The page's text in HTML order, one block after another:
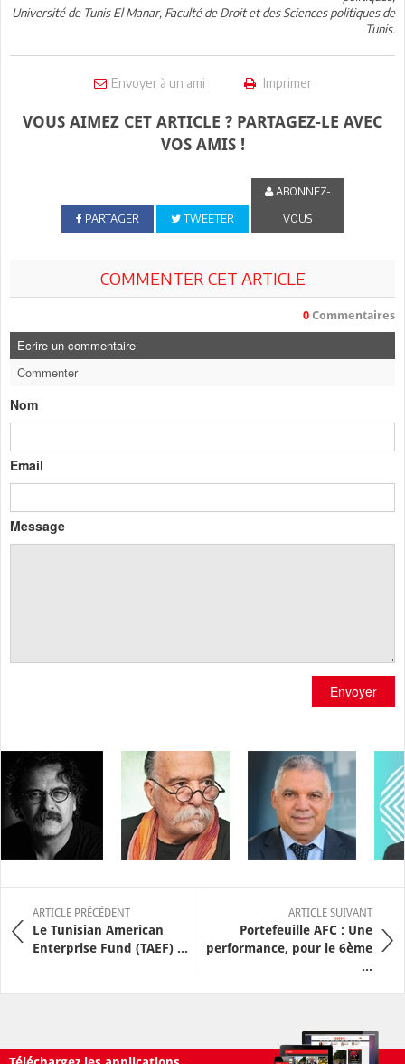
Université de Tunis El Manar, Faculté de Droit et des Sciences politiques de
Tunis.
Envoyer à un ami Imprimer
VOUS AIMEZ CET ARTICLE ? PARTAGEZ-LE AVEC
VOS AMIS !
PARTAGER TWEETER
ABONNEZ-
VOUS
COMMENTER CET ARTICLE
0 Commentaires
Ecrire un commentaire
Commenter
Nom
Email
Message
Envoyer
ARTICLE PRÉCÉDENT
Le Tunisian American
Enterprise Fund (TAEF) ...
ARTICLE SUIVANT
Portefeuille AFC : Une
performance, pour le 6ème
...